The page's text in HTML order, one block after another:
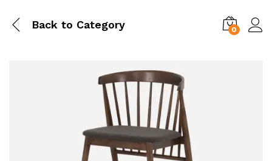
Back to Category 0